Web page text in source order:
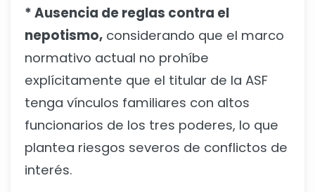
* Ausencia de reglas contra el
nepotismo, considerando que el marco
normativo actual no prohíbe
explícitamente que el titular de la ASF
tenga vínculos familiares con altos
funcionarios de los tres poderes, lo que
plantea riesgos severos de conflictos de
interés.